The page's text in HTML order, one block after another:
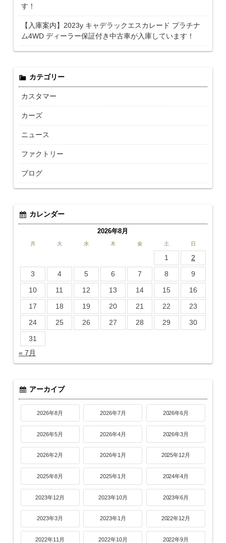
す！
【入庫案内】2023y キャデラックエスカレード プラチナ
ム4WD ディーラー保証付き中古車が入庫しています！
カテゴリー
カスタマー
カーズ
ニュース
ファクトリー
ブログ
カレンダー
2026年8月
月 火 水 木 金 土 日
1
2
3
4 5 6 7 8
9
10
11 12 13 14 15
16
17
18 19 20 21 22
23
24
25 26 27 28 29
30
31
« 7月
アーカイブ
2026年8月 2026年7月 2026年6月
2026年5月 2026年4月 2026年3月
2026年2月 2026年1月 2025年12月
2025年8月 2025年1月 2024年4月
2023年12月 2023年10月 2023年6月
2023年3月 2023年1月 2022年12月
2022年11月 2022年10月 2022年9月